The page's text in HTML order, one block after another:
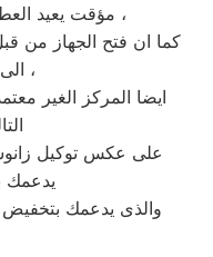
مؤقت يعيد العطل الى جهازك بعد فترة قصيرة ،
كما ان فتح الجهاز
الى التلف بشكل كلي ،
ايضا المركز الغير
على عكس توكيل
يدعمك
والذى يدعمك بتخفيض